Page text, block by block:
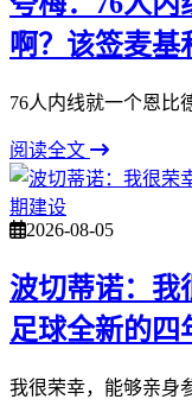
啊？该签麦基
76人内线就一个恩比
阅读全文
2026-08-05
波切蒂诺：我
足球全新的四
我很荣幸，能够亲身